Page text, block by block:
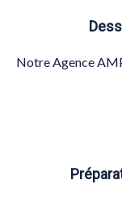
Notre Agence